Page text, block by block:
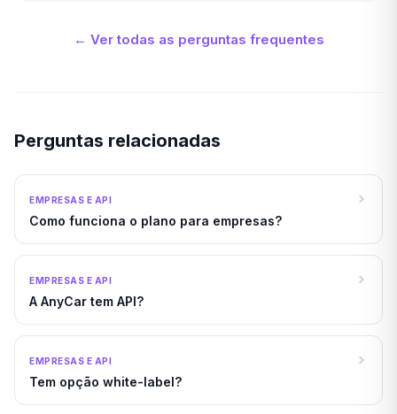
← Ver todas as perguntas frequentes
Perguntas relacionadas
EMPRESAS E API
Como funciona o plano para empresas?
EMPRESAS E API
A AnyCar tem API?
EMPRESAS E API
Tem opção white-label?